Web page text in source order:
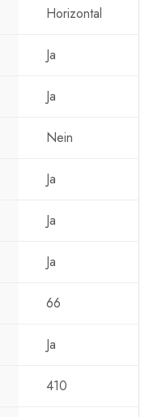
Horizontal
Ja
Ja
Nein
Ja
Ja
Ja
66
Ja
410